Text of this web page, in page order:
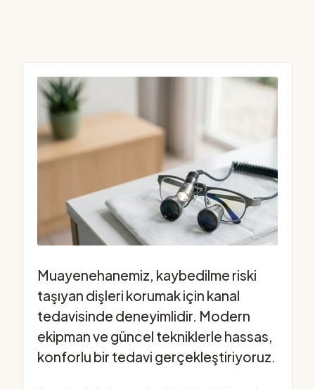
Muayenehanemiz, kaybedilme riski
taşıyan dişleri korumak için kanal
tedavisinde deneyimlidir. Modern
ekipman ve güncel tekniklerle hassas,
konforlu bir tedavi gerçekleştiriyoruz.